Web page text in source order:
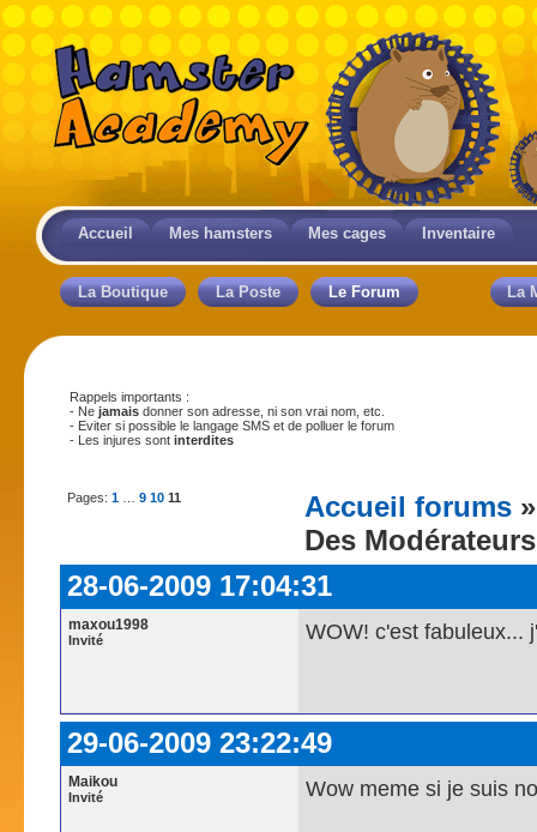
Accueil Mes hamsters Mes cages Inventaire
La Boutique La Poste Le Forum La
Rappels importants :
- Ne jamais donner son adresse, ni son vrai nom, etc.
- Eviter si possible le langage SMS et de polluer le forum
- Les injures sont interdites
Pages: 1 9 10 11 Accueil forums
Des
28-06-2009 17:04:31
maxou1998
Invité WOW! c'est fabuleux...
29-06-2009 23:22:49
Maikou
Invité Wow meme si je suis